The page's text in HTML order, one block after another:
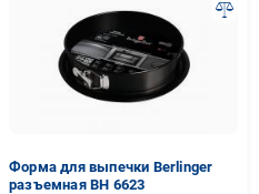
Форма для выпечки Berlinger
разъемная BH 6623